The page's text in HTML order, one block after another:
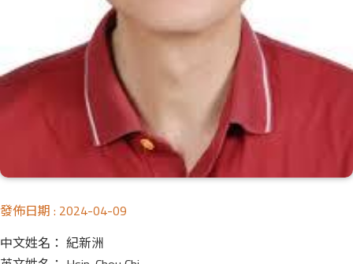
發佈日期 : 2024-04-09
中文姓名： 紀新洲